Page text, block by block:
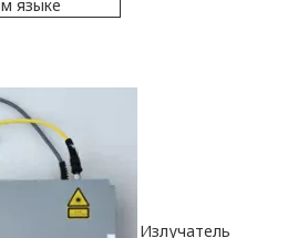
языке
Излучатель